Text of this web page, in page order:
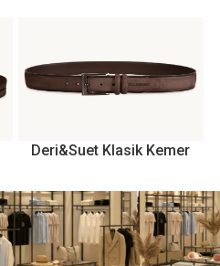
Deri&Suet Klasik Kemer